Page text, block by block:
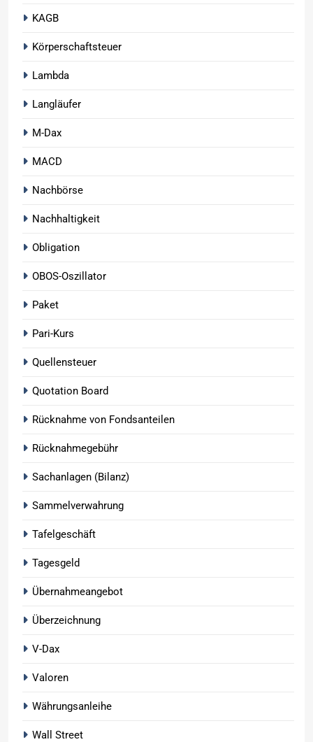
KAGB
Körperschaftsteuer
Lambda
Langläufer
M-Dax
MACD
Nachbörse
Nachhaltigkeit
Obligation
OBOS-Oszillator
Paket
Pari-Kurs
Quellensteuer
Quotation Board
Rücknahme von Fondsanteilen
Rücknahmegebühr
Sachanlagen (Bilanz)
Sammelverwahrung
Tafelgeschäft
Tagesgeld
Übernahmeangebot
Überzeichnung
V-Dax
Valoren
Währungsanleihe
Wall Street